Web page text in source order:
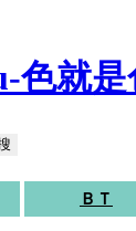
色就
ＢＴ